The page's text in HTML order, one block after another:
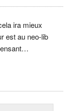
ira mieux
est au neo-lib